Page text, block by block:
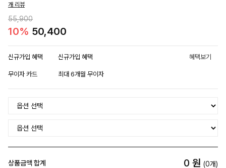
개 리뷰
55,900
10% 50,400
신규가입 혜택 신규가입 혜택 혜택보기
무이자 카드 최대 6개월 무이자
상품금액 합계 0 원 (0개)